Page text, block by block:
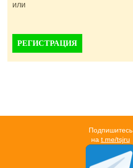
или
РЕГИСТРАЦИЯ
Подпишитесь
на t.me/tsjru